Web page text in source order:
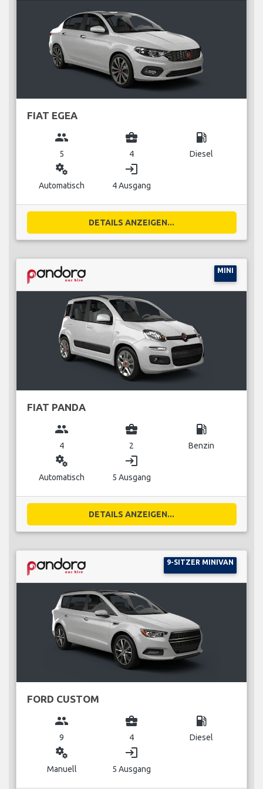
FIAT EGEA
group
5
business_center
4
local_gas_station
Diesel
miscellaneous_services
Automatisch
login
4 Ausgang
DETAILS ANZEIGEN...
MINI
FIAT PANDA
group
4
business_center
2
local_gas_station
Benzin
miscellaneous_services
Automatisch
login
5 Ausgang
DETAILS ANZEIGEN...
9-SITZER MINIVAN
FORD CUSTOM
group
9
business_center
4
local_gas_station
Diesel
miscellaneous_services
Manuell
login
5 Ausgang